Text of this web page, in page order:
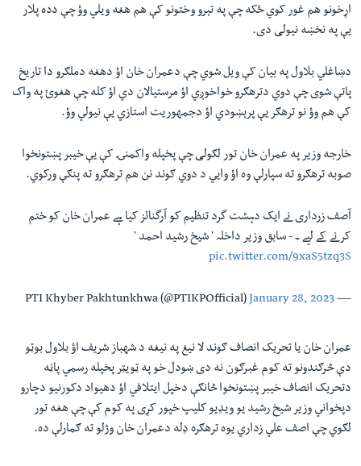
اړخونو هم غور کوي ځکه چې په تېرو وختونو کې هم هغه ویلي وؤ چې دده پلار
یې په نخښه نیولی دی.
دښاغلي بلاول په بیان کې ویل شوي چې دعمران خان اؤ دهغه دملګرو دا تاریخ
پاتې شوی چې دوي دترهګرو خواخوږي اؤ مرستیالان دي اؤ کله چې هغوئ‌ په واک
کې هم وؤ نو ترهګر یې پرېښودي اؤ دجمهوریت استازي یې نیولي وؤ.
خارجه وزیر په عمران خان تور لګولی چې پخپله واکمنۍ کې یې خیبر پښتونخوا
صوبه ترهګرو ته سپارلې وه اؤ وایي د دوي ګوند نن هم ترهګرو ته پنګې ورکوي.
آصف زرداری نے ایک دہشت گرد تنظیم کو آرگنائز کیا ہے عمران خان کو ختم
کرنے کے لیے ۔- سابق وزیر داخلہ ' شيخ رشید احمد '
pic.twitter.com/9xaS5tzq3S
— PTI Khyber Pakhtunkhwa (@PTIKPOfficial)
January 28, 2023
عمران خان یا تحریک انصاف ګوند لا نیغ په نیغه د شهباز شریف اؤ بلاول بوټو
دې څرګندونو ته کوم غبرګون نه دی ښودل خو په ټویټر پخپله رسمي پاڼه
دتحریک انصاف خیبر پښتونخوا څانګې دخپل ایتلافي اؤ دهیواد دکورنیو دچارو
دپخواني وزیر شیخ رشید یو ویډیو کلیپ خپور کړی په کوم کې چې هغه تور
لګوي چې اصف علي زداري یوه ترهګره ډله دعمران خان وژلو ته ګمارلې ده.